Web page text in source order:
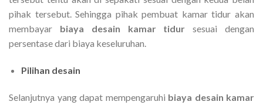
pihak tersebut. Sehingga pihak pembuat kamar tidur akan
membayar biaya desain kamar tidur sesuai dengan
persentase dari biaya keseluruhan.
Pilihan desain
Selanjutnya yang dapat mempengaruhi biaya desain kamar